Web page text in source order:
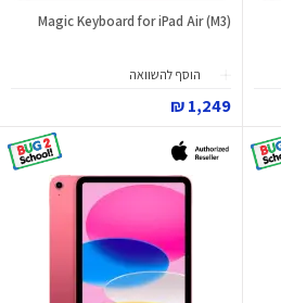
Magic Keyboard for iPad Air (M3)
הוסף להשוואה
1,249 ₪